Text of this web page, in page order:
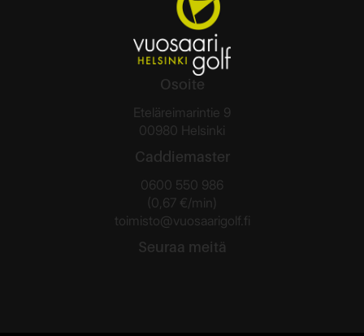
Osoite
Eteläreimarintie 9
00980 Helsinki
Caddiemaster
0600 550 986
(0,67 €/min)
toimisto@vuosaarigolf.fi
Seuraa meitä